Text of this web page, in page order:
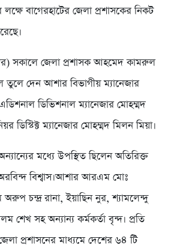
বাগেরহাটের জেলা প্রশাসকের নিকট
সকালে জেলা প্রশাসক আহমেদ কামরুল
তুলে দেন আশার বিভাগীয় ম্যানেজার
ডিভিশনাল ম্যানেজার মোহম্মদ
ডিস্টিক্ট ম্যানেজার মোহম্মদ মিলন মিয়া।
মধ্যে উপস্থিত ছিলেন অতিরিক্ত
বিশ্বাস।আশার আরএম মোঃ
চন্দ্র রানা, ইয়াছিন নুর, শ্যামলেন্দু
শেখ সহ অন্যান্য কর্মকর্তা বৃন্দ। প্রতি
প্রশাসনের মাধ্যমে দেশের ৬৪ টি